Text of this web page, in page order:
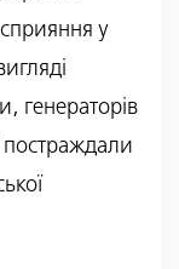
у
генераторів
постраждали